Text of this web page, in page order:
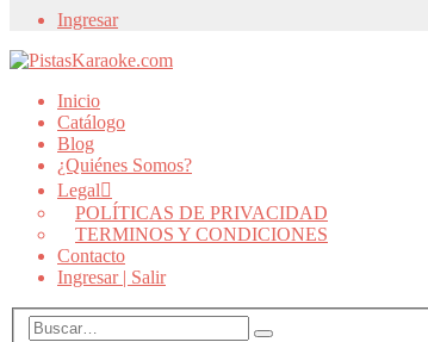
Ingresar
Inicio
Catálogo
Blog
¿Quiénes Somos?
Legal
POLÍTICAS DE PRIVACIDAD
TERMINOS Y CONDICIONES
Contacto
Ingresar | Salir